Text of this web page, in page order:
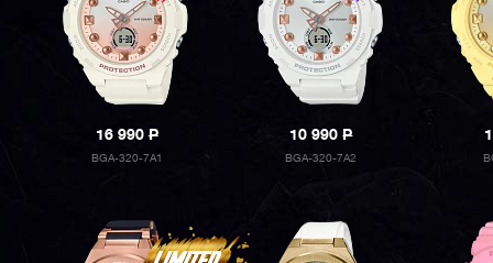
16 990P
BGA-320-7A1
10 990P
BGA-320-7A2